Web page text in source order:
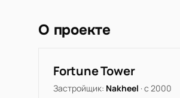
О проекте
Fortune Tower
Застройщик: Nakheel · с 2000